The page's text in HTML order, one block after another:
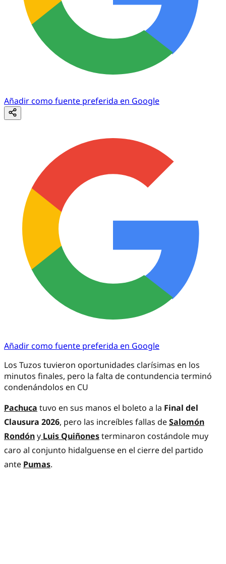
Añadir como fuente preferida en Google
Añadir como fuente preferida en Google
Los Tuzos tuvieron oportunidades clarísimas en los
minutos finales, pero la falta de contundencia terminó
condenándolos en CU
Pachuca tuvo en sus manos el boleto a la Final del
Clausura 2026, pero las increíbles fallas deSalomón
Rondóny Luis Quiñonesterminaron costándole muy
caro al conjunto hidalguense en el cierre del partido
ante Pumas.